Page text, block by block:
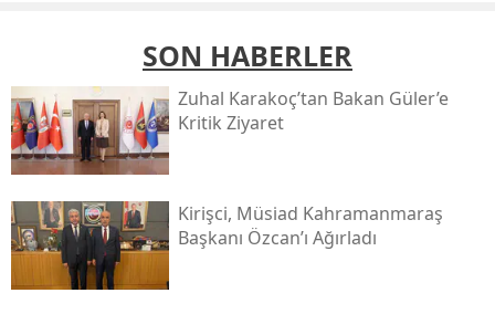
SON HABERLER
Zuhal Karakoç’tan Bakan Güler’e
Kritik Ziyaret
Kirişci, Müsi̇ad Kahramanmaraş
Başkanı Özcan’ı Ağırladı